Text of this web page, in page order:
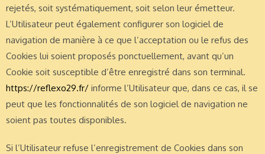
rejetés, soit systématiquement, soit selon leur émetteur.
L’Utilisateur peut également configurer son logiciel de
navigation de manière à ce que l’acceptation ou le refus des
Cookies lui soient proposés ponctuellement, avant qu’un
Cookie soit susceptible d’être enregistré dans son terminal.
https://reflexo29.fr/ informe l’Utilisateur que, dans ce cas, il se
peut que les fonctionnalités de son logiciel de navigation ne
soient pas toutes disponibles.
Si l’Utilisateur refuse l’enregistrement de Cookies dans son